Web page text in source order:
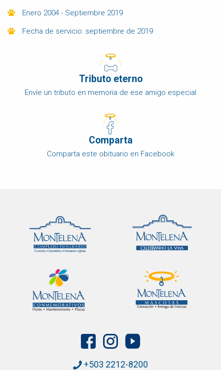
Enero 2004 - Septiembre 2019
Fecha de servicio: septiembre de 2019
Tributo eterno
Envíe un tributo en memoria de ese amigo especial
Comparta
Comparta este obituario en Facebook
+503 2212-8200